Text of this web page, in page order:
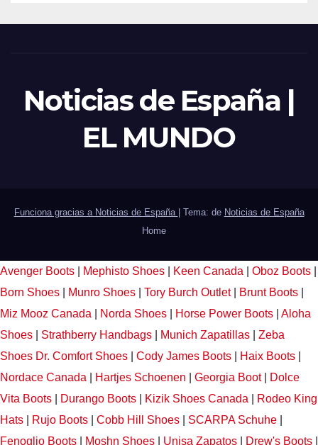
Noticias de España |
EL MUNDO
Funciona gracias a Noticias de España Tema: de Noticias de España
Home
Avenger Boots Mephisto Shoes Keen Canada Oboz Boots
Born Shoes
Munro Shoes Tory Burch Outlet Brunt Boots
Miz Mooz Canada
Norda Shoes Horse Power Boots
Aloha
Shoes
Strathberry Handbags Munich Zapatillas
Zeba
Shoes Dr. Comfort Shoes Cody James Boots Haix Boots
Nordace Canada
Hartjes Schoenen Georgia Boot|
Dolce
Vita Boots
Durango Boots Kizik Shoes Canada
Rodeo King
Hats
Rujo Boots Cobb Hill Shoes SCARPA Schuhe
Fenoglio Boots
Moshn Shoes Unisa Zapatos Drew's Boots